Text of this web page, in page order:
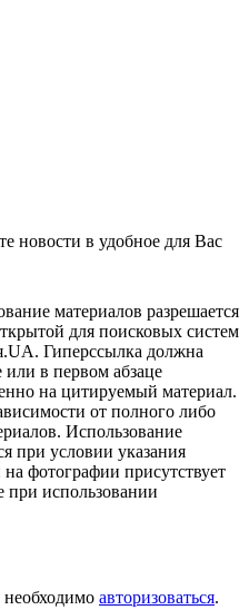
новости в удобное для Вас
материалов разрешается
для поисковых систем
Гиперссылка должна
или в первом абзаце
на цитируемый материал.
от полного либо
Использование
при условии указания
фотографии присутствует
при использовании
авторизоваться.